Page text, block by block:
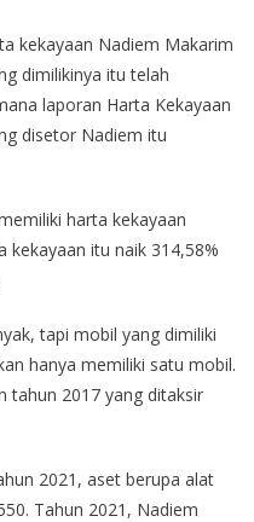
kekayaan Nadiem Makarim
dimilikinya itu telah
laporan Harta Kekayaan
disetor Nadiem itu
harta kekayaan
kekayaan itu naik 314,58%
tapi mobil yang dimiliki
hanya memiliki satu mobil.
tahun 2017 yang ditaksir
2021, aset berupa alat
Tahun 2021, Nadiem